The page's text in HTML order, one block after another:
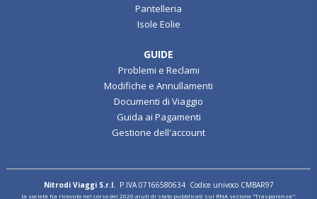
Pantelleria
Isole Eolie
GUIDE
Problemi e Reclami
Modifiche e Annullamenti
Documenti di Viaggio
Guida ai Pagamenti
Gestione dell'account
Nitrodi Viaggi S.r.l. P.IVA 07166580634 Codice univoco CMBAR97
la società ha ricevuto nel corso del 2020 aiuti di stato pubblicati sul RNA sezione "Trasparenza":